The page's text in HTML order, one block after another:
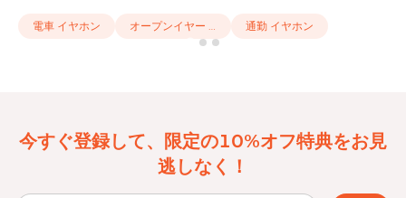
電車 イヤホン オープンイヤー イヤホン おすすめ 通勤 イヤホン
今すぐ登録して、限定の10%オフ特典をお見
逃しなく！